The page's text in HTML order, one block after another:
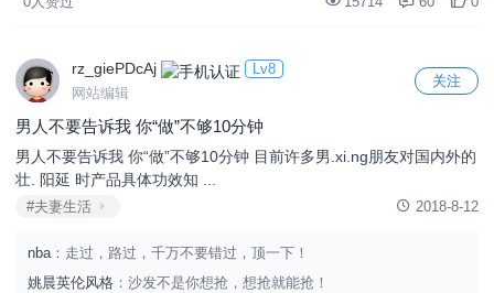
rz_giePDcAj
Lv8
网站编辑
关注
男人不要告诉我 你“做”不够10分钟
男人不要告诉我 你“做”不够10分钟 目前许多男.xi.ng朋友对国内外的
壮. 阳延 时产品具体功效知 ...
#夫妻生活 2018-8-12
nba：走过，路过，千万不要错过，顶一下！
姚晨英伦风格 ：沙发不是你想抢，想抢就能抢！